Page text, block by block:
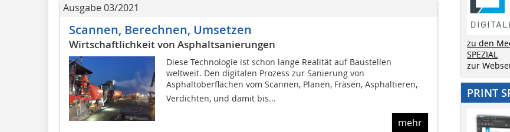
Ausgabe 03/2021
Scannen, Berechnen, Umsetzen
Wirtschaftlichkeit von Asphaltsanierungen
Diese Technologie ist schon lange Realität auf Baustellen
weltweit. Den digitalen Prozess zur Sanierung von
Asphaltoberflächen vom Scannen, Planen, Fräsen, Asphaltieren,
Verdichten, und damit bis...
mehr
zu den
SPEZIAL
zur
PRINT